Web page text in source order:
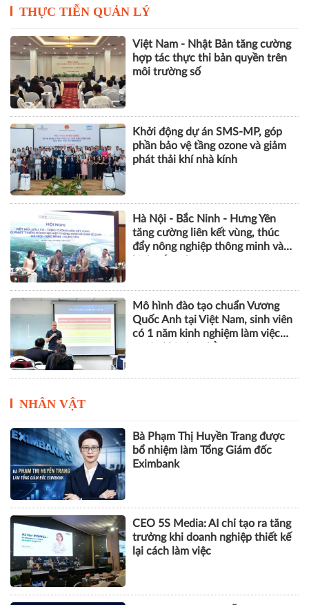
THỰC TIỄN QUẢN LÝ
Việt Nam - Nhật Bản tăng cường
hợp tác thực thi bản quyền trên
môi trường số
Khởi động dự án SMS-MP, góp
phần bảo vệ tầng ozone và giảm
phát thải khí nhà kính
Hà Nội - Bắc Ninh - Hưng Yên
tăng cường liên kết vùng, thúc
đẩy nông nghiệp thông minh và
Mô hình đào tạo chuẩn Vương
Quốc Anh tại Việt Nam, sinh viên
có 1 năm kinh nghiệm làm việc
NHÂN VẬT
Bà Phạm Thị Huyền Trang được
bổ nhiệm làm Tổng Giám đốc
Eximbank
CEO 5S Media: AI chỉ tạo ra tăng
trưởng khi doanh nghiệp thiết kế
lại cách làm việc